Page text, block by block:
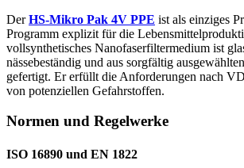
DerHS-Mikro Pak 4V PPE ist als einziges
Programm explizit für die
vollsynthetisches Nanofaserfiltermedium ist
nässebeständig und aus sorgfältig
gefertigt. Er erfüllt die Anforderungen nach
von potenziellen Gefahrstoffen.
Normen und Regelwerke
ISO 16890 und EN 1822